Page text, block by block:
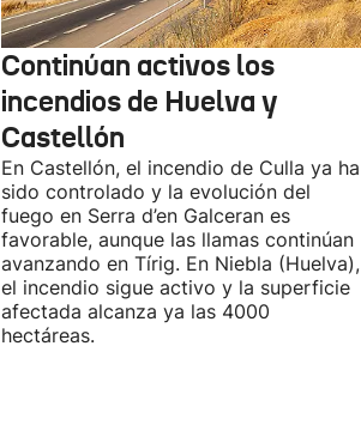
Continúan activos los
incendios de Huelva y
Castellón
En Castellón, el incendio de Culla ya ha
sido controlado y la evolución del
fuego en Serra d’en Galceran es
favorable, aunque las llamas continúan
avanzando en Tírig. En Niebla (Huelva),
el incendio sigue activo y la superficie
afectada alcanza ya las 4000
hectáreas.